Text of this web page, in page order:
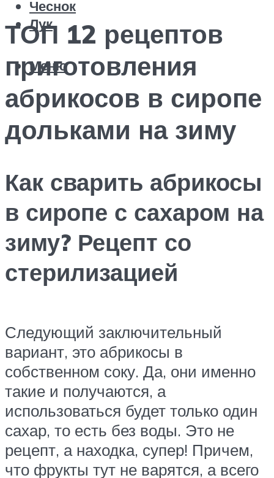
Чеснок
Лук
Меню
ТОП 12 рецептов
приготовления
абрикосов в сиропе
дольками на зиму
Как сварить абрикосы
в сиропе с сахаром на
зиму? Рецепт со
стерилизацией
Следующий заключительный
вариант, это абрикосы в
собственном соку. Да, они именно
такие и получаются, а
использоваться будет только один
сахар, то есть без воды. Это не
рецепт, а находка, супер! Причем,
что фрукты тут не варятся, а всего